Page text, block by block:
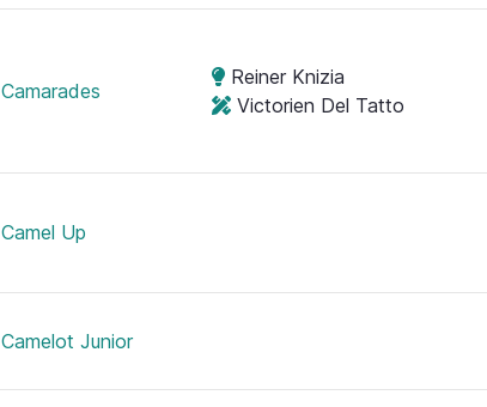
Camarades
Reiner Knizia
Victorien Del Tatto
Camel Up
Camelot Junior